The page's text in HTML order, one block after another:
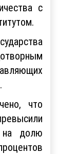
с
что
на долю